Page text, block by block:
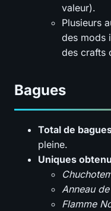
valeur).
Plusieurs
des mods
des crafts
Bagues
Total de
pleine.
Uniques
Anneau
Flamme